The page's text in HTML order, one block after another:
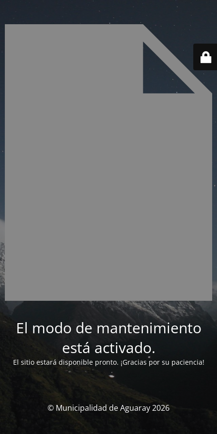
El modo de mantenimiento
está activado.
El sitio estará disponible pronto. ¡Gracias por su paciencia!
© Municipalidad de Aguaray 2026